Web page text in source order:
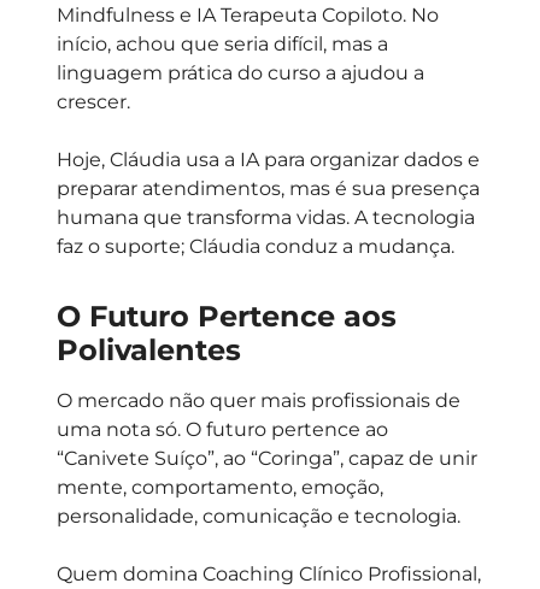
Mindfulness e IA Terapeuta Copiloto. No
início, achou que seria difícil, mas a
linguagem prática do curso a ajudou a
crescer.
Hoje, Cláudia usa a IA para organizar dados e
preparar atendimentos, mas é sua presença
humana que transforma vidas. A tecnologia
faz o suporte; Cláudia conduz a mudança.
O Futuro Pertence aos
Polivalentes
O mercado não quer mais profissionais de
uma nota só. O futuro pertence ao
“Canivete Suíço”, ao “Coringa”, capaz de unir
mente, comportamento, emoção,
personalidade, comunicação e tecnologia.
Quem domina Coaching Clínico Profissional,